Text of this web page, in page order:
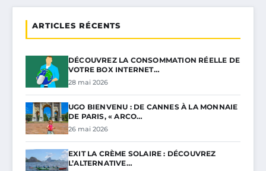
ARTICLES RÉCENTS
DÉCOUVREZ LA CONSOMMATION RÉELLE DE
VOTRE BOX INTERNET…
28 mai 2026
UGO BIENVENU : DE CANNES À LA MONNAIE
DE PARIS, « ARCO…
26 mai 2026
EXIT LA CRÈME SOLAIRE : DÉCOUVREZ
L’ALTERNATIVE…